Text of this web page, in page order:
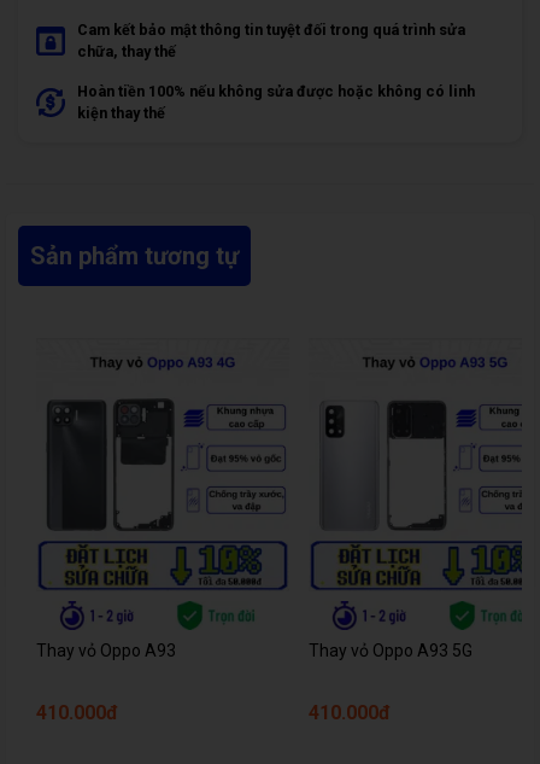
Cam kết bảo mật thông tin tuyệt đối trong quá trình sửa
chữa, thay thế
Hoàn tiền 100% nếu không sửa được hoặc không có linh
kiện thay thế
Sản phẩm tương tự
Thay vỏ Oppo A93
410.000đ
Thay vỏ Oppo A93 5G
410.000đ